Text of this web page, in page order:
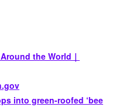
the World｜
into green-roofed ‘bee